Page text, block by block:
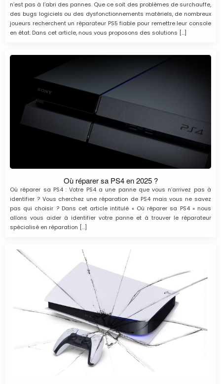
n’est pas à l’abri des pannes. Que ce soit des problèmes de surchauffe,
des bugs logiciels ou des dysfonctionnements matériels, de nombreux
joueurs recherchent un réparateur PS5 fiable pour remettre leur console
en état. Dans cet article, nous vous proposons des solutions […]
Où réparer sa PS4 en 2025 ?
Où réparer sa PS4 : Votre PS4 a une panne que vous n’arrivez pas à
identifier ? Vous cherchez une réparation de PS4 mais vous ne savez
pas qui choisir ? Dans cet article intitulé « Où réparer sa PS4 » nous
allons vous aider à identifier votre panne et à trouver le réparateur
spécialisé en réparation […]